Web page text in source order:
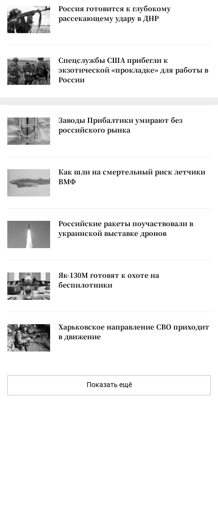
Россия готовится к глубокому
рассекающему удару в ДНР
Спецслужбы США прибегли к
экзотической «прокладке» для работы в
России
Заводы Прибалтики умирают без
российского рынка
Как шли на смертельный риск летчики
ВМФ
Российские ракеты поучаствовали в
украинской выставке дронов
Як-130М готовят к охоте на
беспилотники
Харьковское направление СВО приходит
в движение
Показать ещё